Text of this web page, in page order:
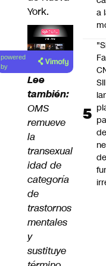
York.
Lea el
artículo
powered
by
Lee
también:
OMS
remueve
la
transexual
idad de
categoría
de
trastornos
mentales
y
sustituye
a
SII
de